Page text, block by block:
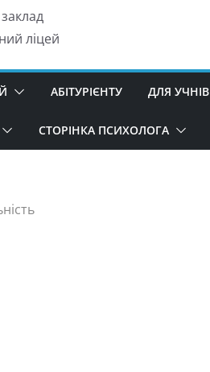
ліцей
АБІТУРІЄНТУ ДЛЯ УЧНІВ
СТОРІНКА ПСИХОЛОГА